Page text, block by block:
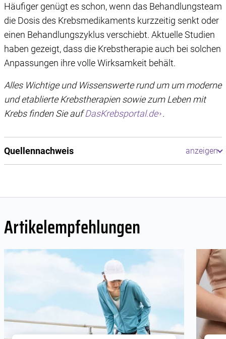
Häufiger genügt es schon, wenn das Behandlungsteam
die Dosis des Krebsmedikaments kurzzeitig senkt oder
einen Behandlungszyklus verschiebt. Aktuelle Studien
haben gezeigt, dass die Krebstherapie auch bei solchen
Anpassungen ihre volle Wirksamkeit behält.
Alles Wichtige und Wissenswerte rund um um moderne
und etablierte Krebstherapien sowie zum Leben mit
Krebs finden Sie aufDasKrebsportal.de .
Quellennachweis
Artikelempfehlungen